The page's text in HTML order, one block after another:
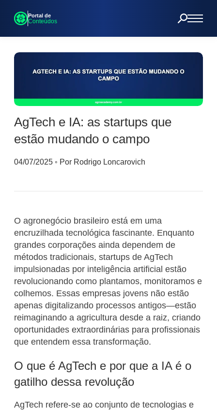
Portal de
Conteúdos
AgTech e IA: as startups que
estão mudando o campo
04/07/2025 ◦ Por Rodrigo Loncarovich
O agronegócio brasileiro está em uma
encruzilhada tecnológica fascinante. Enquanto
grandes corporações ainda dependem de
métodos tradicionais, startups de AgTech
impulsionadas por inteligência artificial estão
revolucionando como plantamos, monitoramos e
colhemos. Essas empresas jovens não estão
apenas digitalizando processos antigos—estão
reimaginando a agricultura desde a raiz, criando
oportunidades extraordinárias para profissionais
que entendem essa transformação.
O que é AgTech e por que a IA é o
gatilho dessa revolução
AgTech refere-se ao conjunto de tecnologias e